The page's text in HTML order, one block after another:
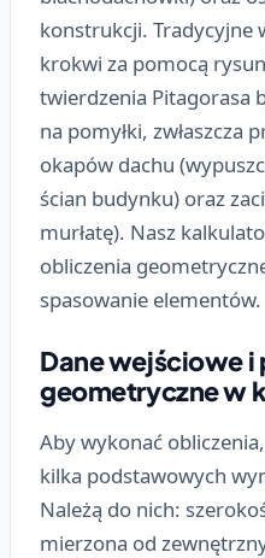
konstrukcji. Tradycyjne
krokwi za pomocą
twierdzenia Pitagorasa
na pomyłki, zwłaszcza
okapów dachu
ścian budynku) oraz
murłatę). Nasz
obliczenia
spasowanie elementów.
Dane wejściowe i
geometryczne w
Aby wykonać
kilka podstawowych
Należą do nich:
mierzona od